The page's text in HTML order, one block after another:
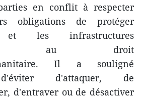
en conflit à respecter
obligations de protéger
et les infrastructures
au droit
Il a souligné
d'attaquer, de
d'entraver ou de désactiver